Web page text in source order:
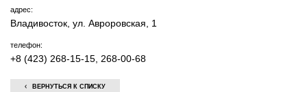
адрес:
Владивосток, ул. Авроровская, 1
телефон:
+8 (423) 268-15-15, 268-00-68
ВЕРНУТЬСЯ К СПИСКУ